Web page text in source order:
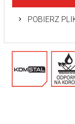
POBIERZ